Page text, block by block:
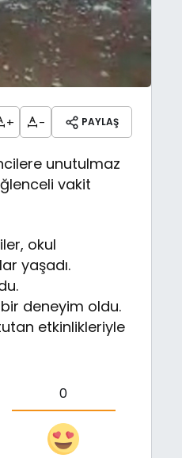
+ - PAYLAŞ
unutulmaz
vakit
okul
yaşadı.
deneyim oldu.
etkinlikleriyle
0